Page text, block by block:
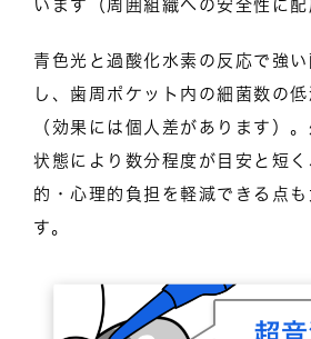
います（周囲組織への安全性に配
青色光と過酸化水素の反応で強
し、歯周ポケット内の細菌数の
（効果には個人差があります）
状態により数分程度が目安と短
的・心理的負担を軽減できる点
す。